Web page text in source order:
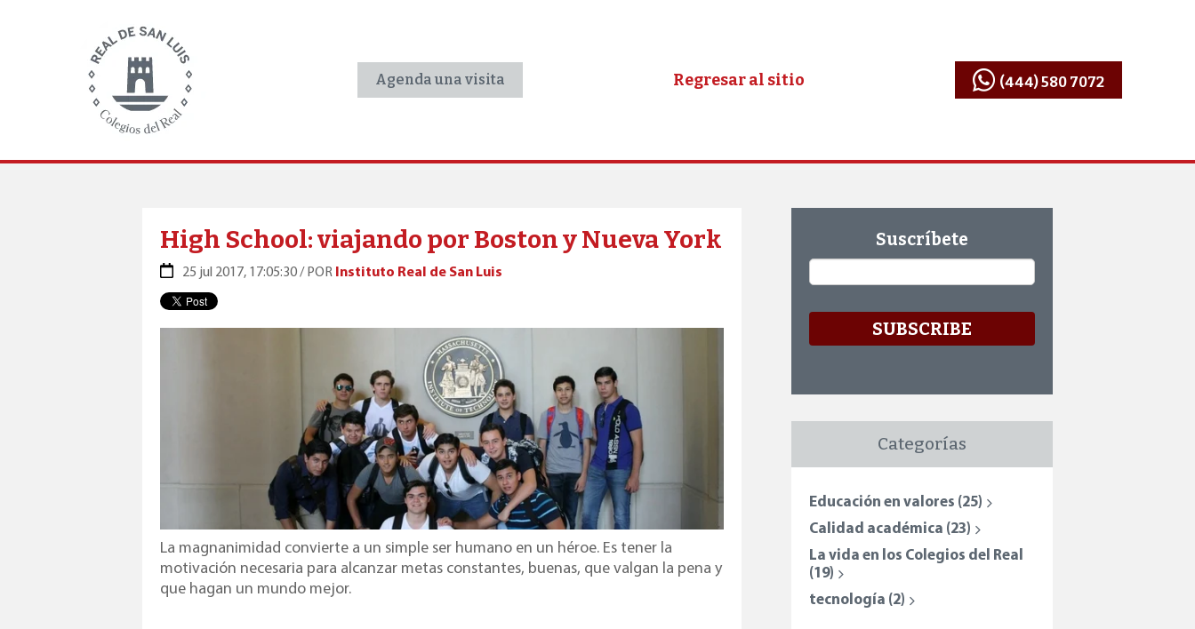
Agenda una visita Regresar al sitio (444) 580 7072
High School: viajando por Boston y Nueva York
25 jul 2017, 17:05:30 / POR Instituto Real de San Luis
La magnanimidad convierte a un simple ser humano en un héroe. Es tener la
motivación necesaria para alcanzar metas constantes, buenas, que valgan la pena y
que hagan un mundo mejor.
Suscríbete
*
Categorías
Educación en valores (25)
Calidad académica (23)
La vida en los Colegios del Real
(19)
tecnología (2)